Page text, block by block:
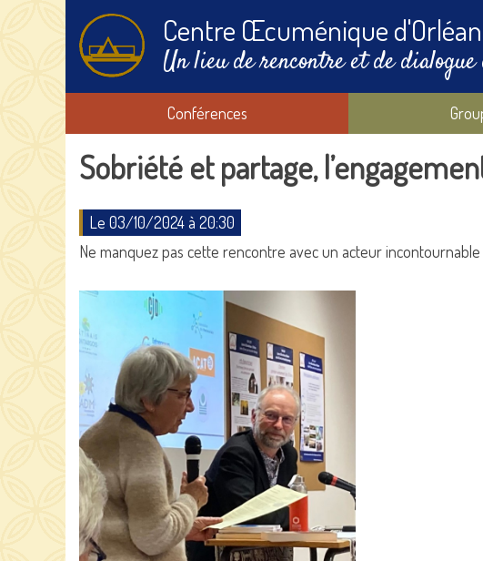
Centre Œcuménique
Un lieu de rencontre et de
Conférences
Sobriété et partage,
Le 03/10/2024 à 20:30
Ne manquez pas cette rencontre avec un acteur